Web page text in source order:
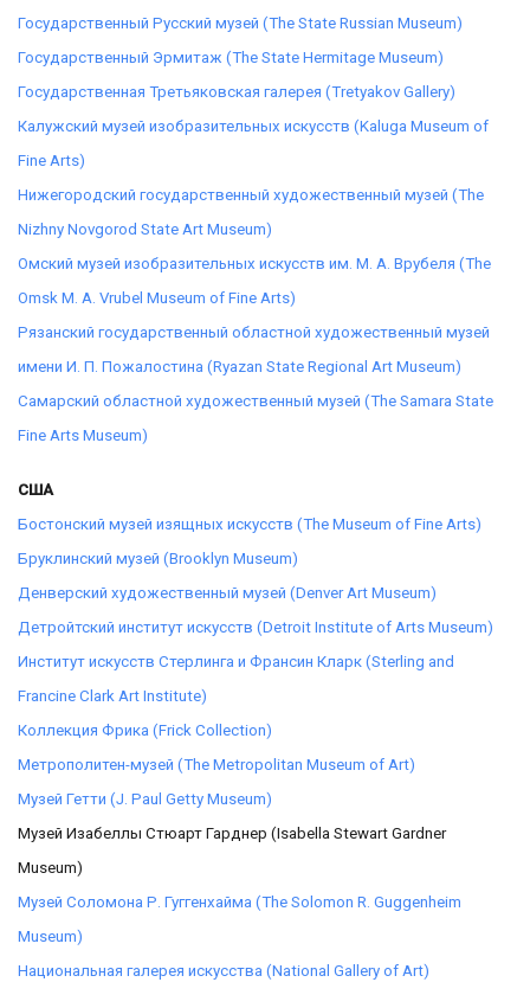
Государственный Русский музей (The State Russian Museum)
Государственный Эрмитаж (The State Hermitage Museum)
Государственная Третьяковская галерея (Tretyakov Gallery)
Калужский музей изобразительных искусств (Kaluga Museum of
Fine Arts)
Нижегородский государственный художественный музей (The
Nizhny Novgorod State Art Museum)
Омский музей изобразительных искусств им. М. А. Врубеля (The
Omsk M. A. Vrubel Museum of Fine Arts)
Рязанский государственный областной художественный музей
имени И. П. Пожалостина (Ryazan State Regional Art Museum)
Самарский областной художественный музей (The Samara State
Fine Arts Museum)
США
Бостонский музей изящных искусств (The Museum of Fine Arts)
Бруклинский музей (Brooklyn Museum)
Денверский художественный музей (Denver Art Museum)
Детройтский институт искусств (Detroit Institute of Arts Museum)
Институт искусств Стерлинга и Франсин Кларк (Sterling and
Francine Clark Art Institute)
Коллекция Фрика (Frick Collection)
Метрополитен-музей (The Metropolitan Museum of Art)
Музей Гетти (J. Paul Getty Museum)
Музей Изабеллы Стюарт Гарднер (Isabella Stewart Gardner
Museum)
Музей Соломона Р. Гуггенхайма (The Solomon R. Guggenheim
Museum)
Национальная галерея искусства (National Gallery of Art)